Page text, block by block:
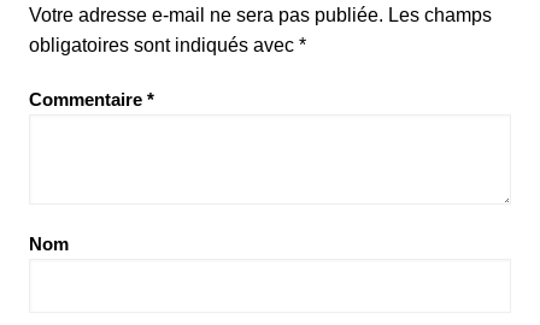
Votre adresse e-mail ne sera pas publiée. Les champs
obligatoires sont indiqués avec *
Commentaire *
Nom